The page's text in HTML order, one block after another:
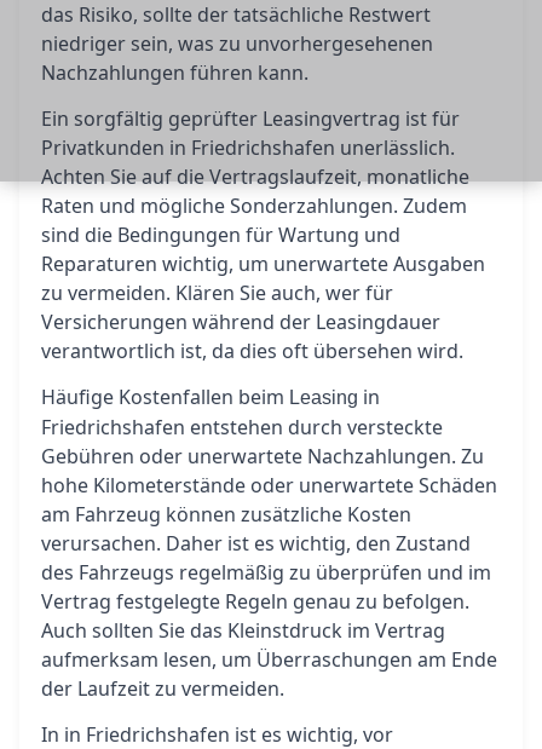
das Risiko, sollte der tatsächliche Restwert
niedriger sein, was zu unvorhergesehenen
Nachzahlungen führen kann.
Ein sorgfältig geprüfter Leasingvertrag ist für
Privatkunden in Friedrichshafen unerlässlich.
Achten Sie auf die Vertragslaufzeit, monatliche
Raten und mögliche Sonderzahlungen. Zudem
sind die Bedingungen für Wartung und
Reparaturen wichtig, um unerwartete Ausgaben
zu vermeiden. Klären Sie auch, wer für
Versicherungen während der Leasingdauer
verantwortlich ist, da dies oft übersehen wird.
Häufige Kostenfallen beim Leasing in
Friedrichshafen entstehen durch versteckte
Gebühren oder unerwartete Nachzahlungen. Zu
hohe Kilometerstände oder unerwartete Schäden
am Fahrzeug können zusätzliche Kosten
verursachen. Daher ist es wichtig, den Zustand
des Fahrzeugs regelmäßig zu überprüfen und im
Vertrag festgelegte Regeln genau zu befolgen.
Auch sollten Sie das Kleinstdruck im Vertrag
aufmerksam lesen, um Überraschungen am Ende
der Laufzeit zu vermeiden.
In in Friedrichshafen ist es wichtig, vor